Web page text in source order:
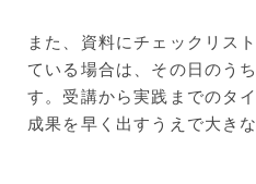
また、資料にチェックリス
ている場合は、その日のう
す。受講から実践までのタ
成果を早く出すうえで大き